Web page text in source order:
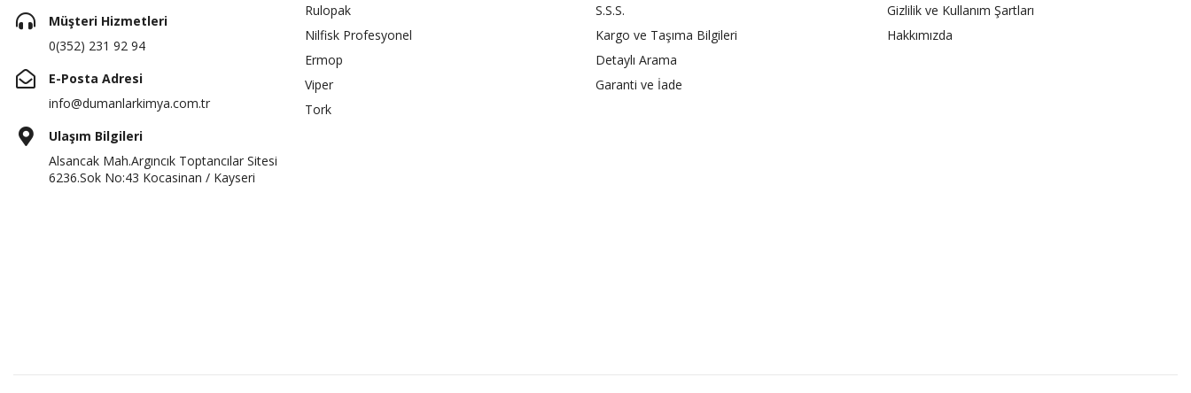
Müşteri Hizmetleri
0(352) 231 92 94
E-Posta Adresi
info@dumanlarkimya.com.tr
Ulaşım Bilgileri
Alsancak Mah.Argıncık Toptancılar Sitesi
6236.Sok No:43 Kocasinan / Kayseri
Rulopak
Nilfisk Profesyonel
Ermop
Viper
Tork
S.S.S.
Kargo ve Taşıma Bilgileri
Detaylı Arama
Garanti ve İade
Gizlilik ve Kullanım Şartları
Hakkımızda